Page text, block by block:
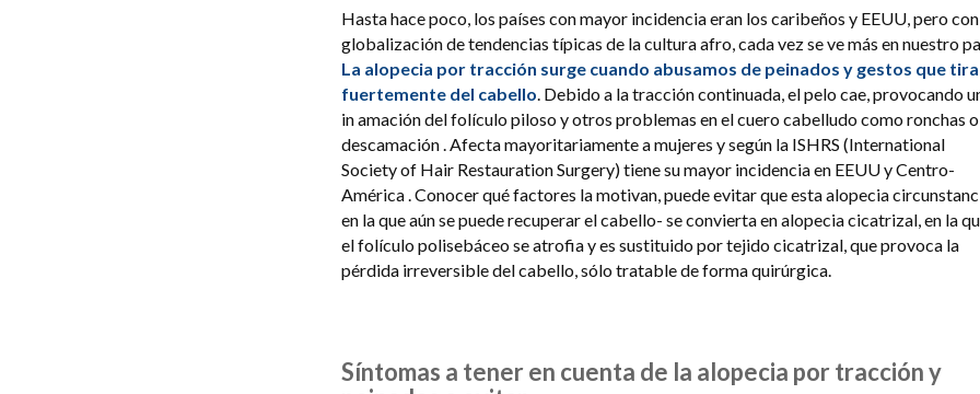
Hasta hace poco, los países con mayor incidencia eran los caribeños y EEUU, pero
globalización de tendencias típicas de la cultura afro, cada vez se ve más en nuestro
La alopecia por tracción surge cuando abusamos de peinados y gestos que
fuertemente del cabello. Debido a la tracción continuada, el pelo cae, provocando
in amación del folículo piloso y otros problemas en el cuero cabelludo como ronchas o
descamación . Afecta mayoritariamente a mujeres y según la ISHRS (International
Society of Hair Restauration Surgery) tiene su mayor incidencia en EEUU y Centro-
América . Conocer qué factores la motivan, puede evitar que esta alopecia
en la que aún se puede recuperar el cabello- se convierta en alopecia cicatrizal, en la
el folículo polisebáceo se atrofia y es sustituido por tejido cicatrizal, que provoca la
pérdida irreversible del cabello, sólo tratable de forma quirúrgica.
Síntomas a tener en cuenta de la alopecia por tracción y